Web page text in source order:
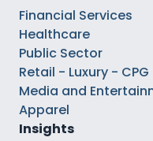
Financial Services
Healthcare
Public Sector
Retail - Luxury - CPG
Media and
Apparel
Insights